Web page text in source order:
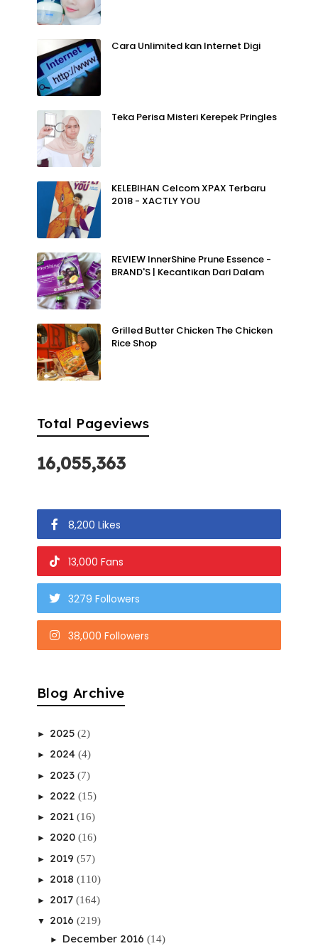
Cara Unlimited kan Internet Digi
Teka Perisa Misteri Kerepek Pringles
KELEBIHAN Celcom XPAX Terbaru
2018 - XACTLY YOU
REVIEW InnerShine Prune Essence -
BRAND'S | Kecantikan Dari Dalam
Grilled Butter Chicken The Chicken
Rice Shop
Total Pageviews
16,055,363
8,200 Likes
13,000 Fans
3279 Followers
38,000 Followers
Blog Archive
► 2025 (2)
► 2024 (4)
► 2023 (7)
► 2022 (15)
► 2021 (16)
► 2020 (16)
► 2019 (57)
► 2018 (110)
► 2017 (164)
▼ 2016 (219)
► December 2016 (14)